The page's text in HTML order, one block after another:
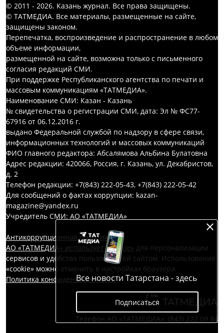
Все новости Татарстана - здесь
Подписаться
© 2011 - 2026. Казань журнал. Все права защищены.
© ТАТМЕДИА. Все материалы, размещенные на сайте,
защищены законом.
Перепечатка, воспроизведение и распространение в любом
объеме информации,
размещенной на сайте, возможна только с письменного
согласия редакций СМИ.
При поддержке Республиканского агентства по печати и
массовым коммуникациям «ТАТМЕДИА».
Наименование СМИ: Казан - Казань
№ свидетельства о регистрации СМИ, дата: Эл № ФС77-
67916 от 06.12.2016 г.
выдано Федеральной службой по надзору в сфере связи,
информационных технологий и массовых коммуникаций
ФИО главного редактора: Абсалямова Альбина Булатовна
Адрес редакции: 420066, Россия, г. Казань, ул. Декабристов,
д. 2
Телефон редакции: +7(843) 222-05-43, +7(843) 222-05-42
Для сообщений о фактах коррупции: kazan-
magazine@yandex.ru
Учредитель СМИ: АО «ТАТМЕДИА»
Антикоррупционная политика
АО «ТАТМЕДИА» использует «cookie» для персонализации
сервисов и удобства пользователей сайтом. Использование
«cookie» можно отменить в настройках браузера.
Политика конфиденциальности
Телефон АО «ТАТМЕДИА»: (843) 222 09 84